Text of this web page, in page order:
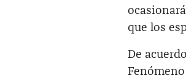
que los
De